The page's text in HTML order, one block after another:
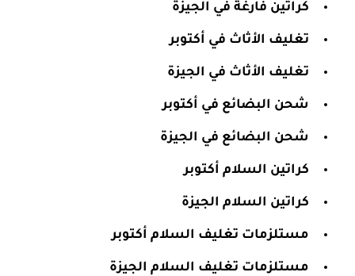
كراتين فارغة في الجيزة
تغليف الأثاث في أكتوبر
تغليف الأثاث في الجيزة
شحن البضائع في أكتوبر
شحن البضائع في الجيزة
كراتين السلام أكتوبر
كراتين السلام الجيزة
مستلزمات تغليف السلام أكتوبر
مستلزمات تغليف السلام الجيزة